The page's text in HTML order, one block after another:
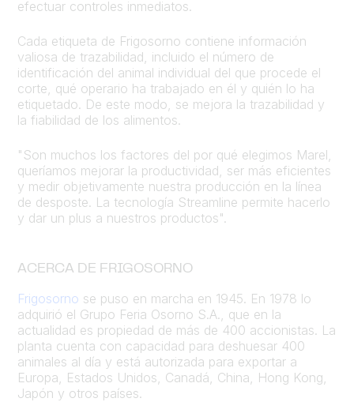
efectuar controles inmediatos.
Cada etiqueta de Frigosorno contiene información
valiosa de trazabilidad, incluido el número de
identificación del animal individual del que procede el
corte, qué operario ha trabajado en él y quién lo ha
etiquetado. De este modo, se mejora la trazabilidad y
la fiabilidad de los alimentos.
"Son muchos los factores del por qué elegimos Marel,
queríamos mejorar la productividad, ser más eficientes
y medir objetivamente nuestra producción en la línea
de desposte. La tecnología Streamline permite hacerlo
y dar un plus a nuestros productos".
ACERCA DE FRIGOSORNO
Frigosorno se puso en marcha en 1945. En 1978 lo
adquirió el Grupo Feria Osorno S.A., que en la
actualidad es propiedad de más de 400 accionistas. La
planta cuenta con capacidad para deshuesar 400
animales al día y está autorizada para exportar a
Europa, Estados Unidos, Canadá, China, Hong Kong,
Japón y otros países.